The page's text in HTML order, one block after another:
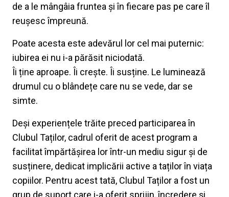
de a le mângâia fruntea și în fiecare pas pe care îl
reușesc împreună.
Poate acesta este adevărul lor cel mai puternic:
iubirea ei nu i-a părăsit niciodată.
Îi ține aproape. Îi crește. Îi susține. Le luminează
drumul cu o blândețe care nu se vede, dar se
simte.
Deși experiențele trăite preced participarea în
Clubul Taților, cadrul oferit de acest program a
facilitat împărtășirea lor într-un mediu sigur și de
susținere, dedicat implicării active a taților în viața
copiilor. Pentru acest tată, Clubul Taților a fost un
grup de suport care i-a oferit sprijin, încredere și